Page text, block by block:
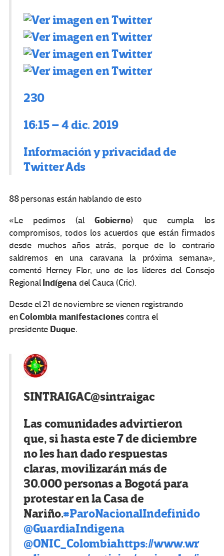
230
16:15 – 4 dic. 2019
Información y privacidad de
Twitter Ads
88 personas están hablando de esto
«Le pedimos (alGobierno) que cumpla los
compromisos, todos los acuerdos que están firmados
desde muchos años atrás, porque de lo contrario
saldremos en una caravana la próxima semana»,
comentó Herney Flor, uno de los líderes del Consejo
RegionalIndígenadel Cauca (Cric).
Desde el 21 de noviembre se vienen registrando
enColombia manifestacionescontra el
presidente Duque.
SINTRAIGAC@sintraigac
Las comunidades advirtieron
que, si hasta este 7 de diciembre
no les han dado respuestas
claras, movilizarán más de
30.000 personas a Bogotá para
protestar en la Casa de
Nariño.#ParoNacionalIndefinido
@GuardiaIndigena
@ONIC_Colombiahttps://www.wr